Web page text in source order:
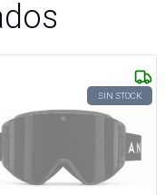
SIN STOCK